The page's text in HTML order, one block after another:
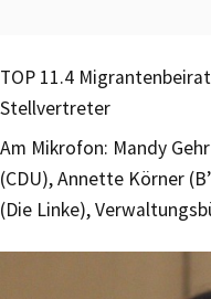
TOP 11.4
Stellvertreter
Am Mikrofon: Mandy
(CDU), Annette Körner
(Die Linke),